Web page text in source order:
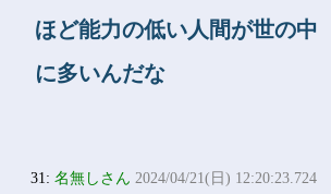
ほど能力の低い人間が世の中
に多いんだな
31:名無しさん 2024/04/21(日) 12:20:23.724